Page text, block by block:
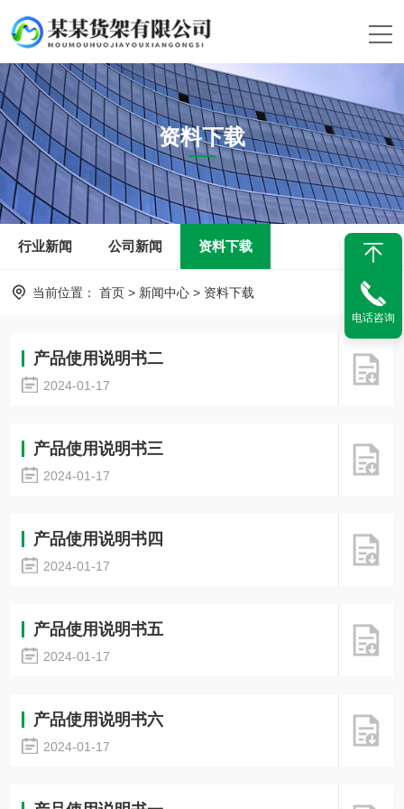
资料下载
行业新闻 公司新闻 资料下载
当前位置： 首页 > 新闻中心 > 资料下载
产品使用说明书二
2024-01-17
产品使用说明书三
2024-01-17
产品使用说明书四
2024-01-17
产品使用说明书五
2024-01-17
产品使用说明书六
2024-01-17
电话咨询